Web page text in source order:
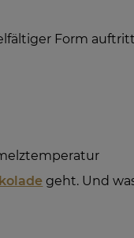
Form
geht. Und